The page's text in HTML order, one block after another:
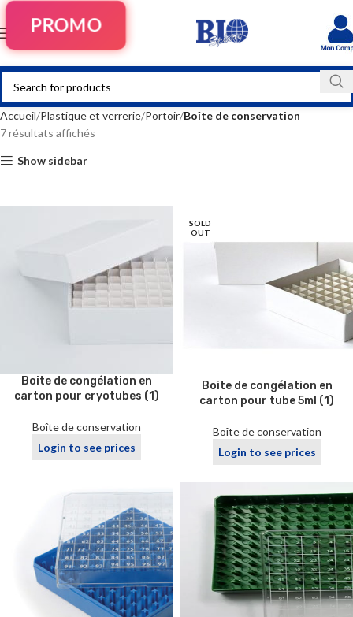
PROMO
Accueil Plastique et verrerie Portoir Boîte de conservation
7 résultats affichés
Show sidebar
Boite de congélation en
carton pour cryotubes (1)
Boîte de conservation
Login to see prices
SOLD
OUT
Boite de congélation en
carton pour tube 5ml (1)
Boîte de conservation
Login to see prices